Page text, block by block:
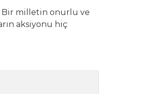
Bir milletin onurlu ve
aksiyonu hiç